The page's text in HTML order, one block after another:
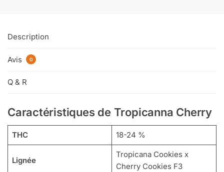
Description
Avis 0
Q & R
Caractéristiques de Tropicanna Cherry
THC 18-24 %
Lignée
Tropicana Cookies x
Cherry Cookies F3